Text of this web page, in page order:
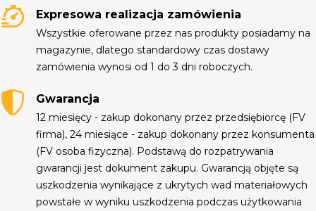
Expresowa realizacja zamówienia
Wszystkie oferowane przez nas produkty posiadamy na
magazynie, dlatego standardowy czas dostawy
zamówienia wynosi od 1 do 3 dni roboczych.
Gwarancja
12 miesięcy - zakup dokonany przez przedsiębiorcę (FV
firma), 24 miesiące - zakup dokonany przez konsumenta
(FV osoba fizyczna). Podstawą do rozpatrywania
gwarancji jest dokument zakupu. Gwarancją objęte są
uszkodzenia wynikające z ukrytych wad materiałowych
powstałe w wyniku uszkodzenia podczas użytkowania